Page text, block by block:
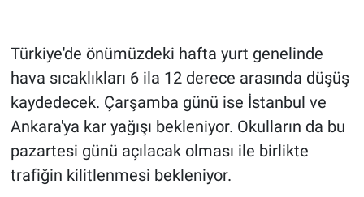
Türkiye'de önümüzdeki hafta yurt genelinde
hava sıcaklıkları 6 ila 12 derece arasında düşüş
kaydedecek. Çarşamba günü ise İstanbul ve
Ankara'ya kar yağışı bekleniyor. Okulların da bu
pazartesi günü açılacak olması ile birlikte
trafiğin kilitlenmesi bekleniyor.
Günün görüntüsü
Haber
İlan
Kimdir